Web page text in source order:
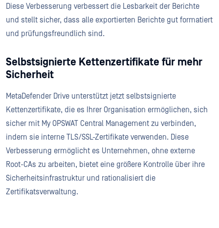
Diese Verbesserung verbessert die Lesbarkeit der Berichte
und stellt sicher, dass alle exportierten Berichte gut formatiert
und prüfungsfreundlich sind.
Selbstsignierte Kettenzertifikate für mehr
Sicherheit
MetaDefender Drive unterstützt jetzt selbstsignierte
Kettenzertifikate, die es Ihrer Organisation ermöglichen, sich
sicher mit My OPSWAT Central Management zu verbinden,
indem sie interne TLS/SSL-Zertifikate verwenden. Diese
Verbesserung ermöglicht es Unternehmen, ohne externe
Root-CAs zu arbeiten, bietet eine größere Kontrolle über ihre
Sicherheitsinfrastruktur und rationalisiert die
Zertifikatsverwaltung.